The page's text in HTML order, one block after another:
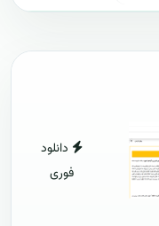
دانلود
فوری